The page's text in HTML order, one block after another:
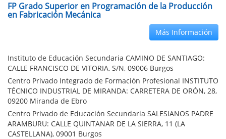
FP Grado Superior en Programación de la Producción
en Fabricación Mecánica
Más Información
Instituto de Educación Secundaria CAMINO DE SANTIAGO:
CALLE FRANCISCO DE VITORIA, S/N, 09006 Burgos
Centro Privado Integrado de Formación Profesional INSTITUTO
TÉCNICO INDUSTRIAL DE MIRANDA: CARRETERA DE ORÓN, 28,
09200 Miranda de Ebro
Centro Privado de Educación Secundaria SALESIANOS PADRE
ARAMBURU: CALLE QUINTANAR DE LA SIERRA, 11 (LA
CASTELLANA), 09001 Burgos